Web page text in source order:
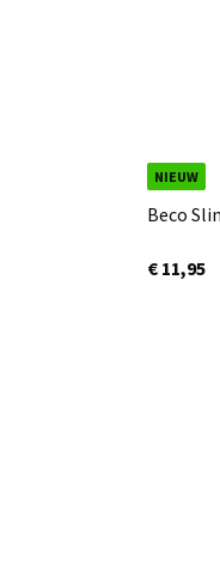
NIEUW
Beco
€ 11,95